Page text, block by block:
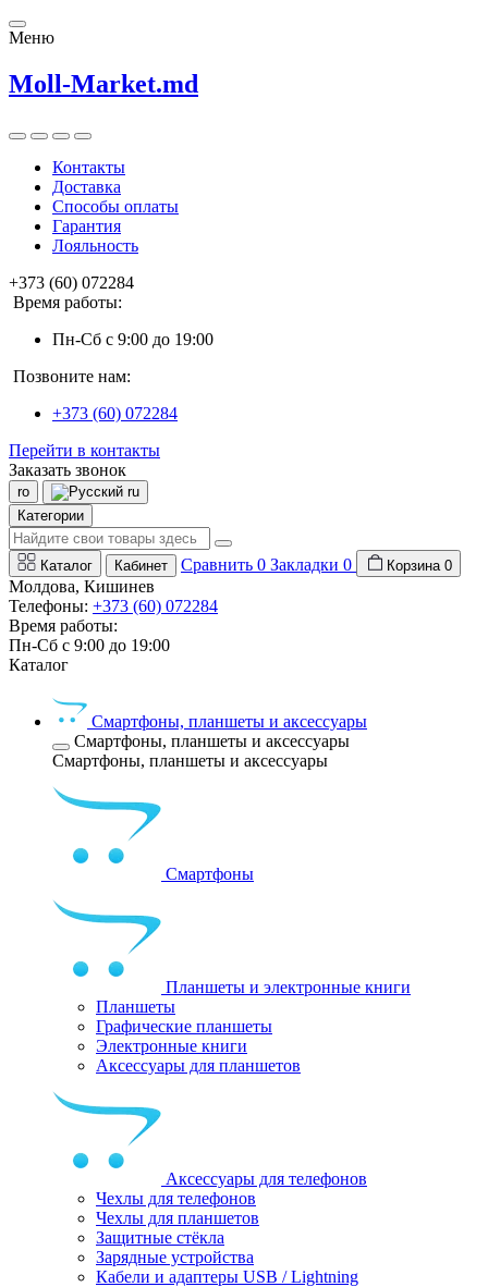
Меню
Moll-Market.md
Контакты
Доставка
Способы оплаты
Гарантия
Лояльность
+373 (60) 072284
Время работы:
Пн-Сб с 9:00 до 19:00
Позвоните нам:
+373 (60) 072284
Перейти в контакты
Заказать звонок
ro
ru
Категории
Каталог Кабинет Сравнить 0 Закладки 0 Корзина 0
Молдова, Кишинев
Телефоны: +373 (60) 072284
Время работы:
Пн-Сб с 9:00 до 19:00
Каталог
Смартфоны, планшеты и аксессуары
Смартфоны, планшеты и аксессуары
Смартфоны, планшеты и аксессуары
Смартфоны
Планшеты и электронные книги
Планшеты
Графические планшеты
Электронные книги
Аксессуары для планшетов
Аксессуары для телефонов
Чехлы для телефонов
Чехлы для планшетов
Защитные стёкла
Зарядные устройства
Кабели и адаптеры USB / Lightning